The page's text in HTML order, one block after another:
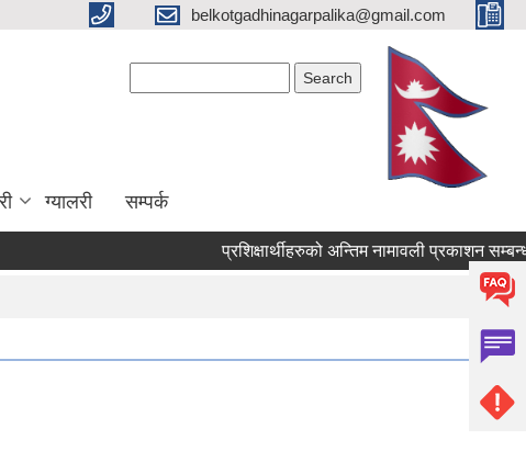
belkotgadhinagarpalika@gmail.com
ग्यालरी सम्पर्क
प्रशिक्षार्थीहरुको अन्तिम नामावली प्रकाशन सम्बन्धमा !